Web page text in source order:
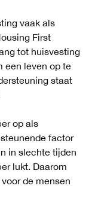
vaak als
First
tot huisvesting
een leven op te
staat
op als
steunende factor
in slechte tijden
lukt. Daarom
de mensen